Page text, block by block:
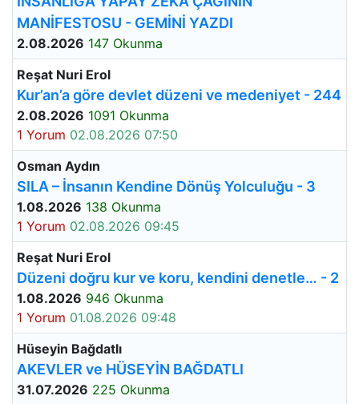
MANİFESTOSU - GEMİNİ YAZDI
2.08.2026 147 Okunma
Reşat Nuri Erol
Kur’an’a göre devlet düzeni ve medeniyet - 244
2.08.2026 1091 Okunma
1 Yorum 02.08.2026 07:50
Osman Aydın
SILA – İnsanın Kendine Dönüş Yolculuğu - 3
1.08.2026 138 Okunma
1 Yorum 02.08.2026 09:45
Reşat Nuri Erol
Düzeni doğru kur ve koru, kendini denetle… - 2
1.08.2026 946 Okunma
1 Yorum 01.08.2026 09:48
Hüseyin Bağdatlı
AKEVLER ve HÜSEYİN BAĞDATLI
31.07.2026 225 Okunma